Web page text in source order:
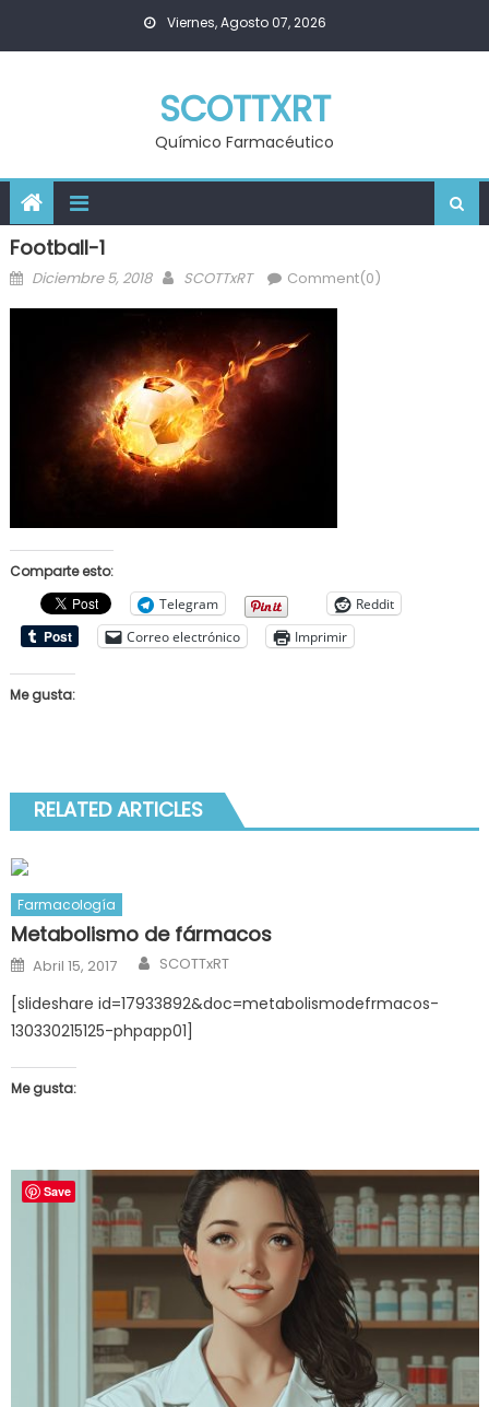
Viernes, Agosto 07, 2026
SCOTTXRT
Químico Farmacéutico
Football-1
Posted
Diciembre 5, 2018 Author
SCOTTxRT Comment(0)
Comparte esto:
Telegram
Reddit
Correo electrónico
Imprimir
Me gusta:
RELATED ARTICLES
Farmacología
Metabolismo de fármacos
Posted
on
Abril 15, 2017 Author
SCOTTxRT
[slideshare id=17933892&doc=metabolismodefrmacos-
130330215125-phpapp01]
Me gusta:
Save